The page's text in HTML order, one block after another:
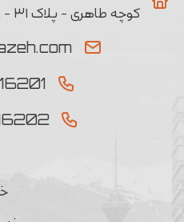
کوچه طاهری - پلاک ۳۱ - واحد ۲